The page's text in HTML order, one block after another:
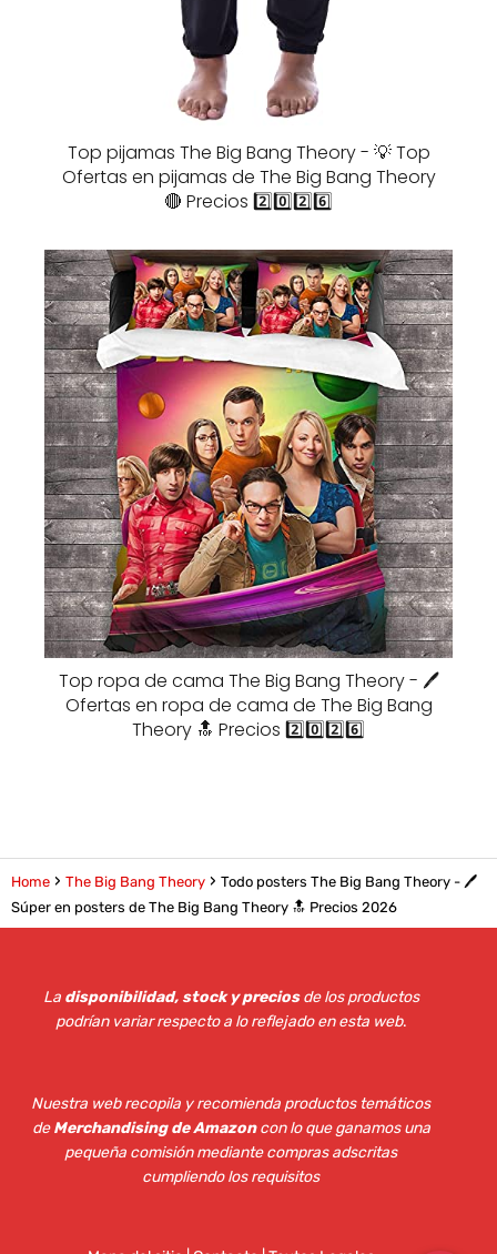
Top pijamas The Big Bang Theory - 💡 Top
Ofertas en pijamas de The Big Bang Theory
🔴 Precios 2️⃣0️⃣2️⃣6️⃣
Top ropa de cama The Big Bang Theory - 🖊️
Ofertas en ropa de cama de The Big Bang
Theory 🔝 Precios 2️⃣0️⃣2️⃣6️⃣
Home The Big Bang Theory
Todo posters The Big Bang Theory - 🖊️
Súper en posters de The Big Bang Theory 🔝 Precios 2026
La disponibilidad, stock y preciosde los productos
podrían variar respecto a lo reflejado en esta web.
Nuestra web recopila y recomienda productos temáticos
deMerchandising de Amazoncon lo que ganamos una
pequeña comisión mediante compras adscritas
cumpliendo los requisitos